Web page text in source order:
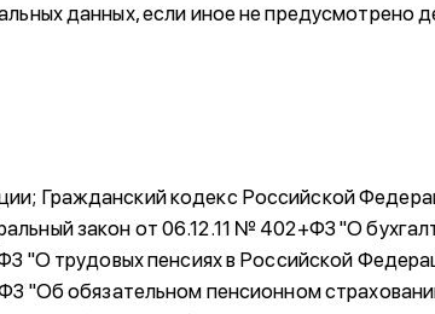
данных, если иное не предусмотрено
Гражданский кодекс Российской
закон от 06.12.11 № 402+ФЗ "О
"О трудовых пенсиях в Российской
"Об обязательном пенсионном